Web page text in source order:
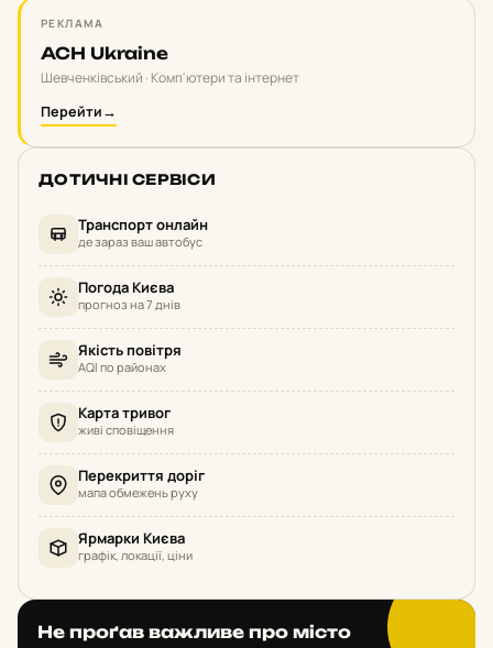
РЕКЛАМА
ACH Ukraine
Шевченківський · Комп'ютери та інтернет
Перейти→
ДОТИЧНІ СЕРВІСИ
Транспорт онлайн
де зараз ваш автобус
Погода Києва
прогноз на 7 днів
Якість повітря
AQI по районах
Карта тривог
живі сповіщення
Перекриття доріг
мапа обмежень руху
Ярмарки Києва
графік, локації, ціни
Не проґав важливе про місто